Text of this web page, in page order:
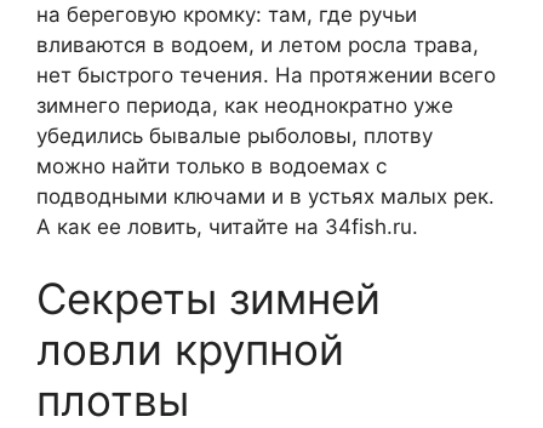
на береговую кромку: там, где ручьи
вливаются в водоем, и летом росла трава,
нет быстрого течения. На протяжении всего
зимнего периода, как неоднократно уже
убедились бывалые рыболовы, плотву
можно найти только в водоемах с
подводными ключами и в устьях малых рек.
А как ее ловить, читайте на 34fish.ru.
Секреты зимней
ловли крупной
плотвы